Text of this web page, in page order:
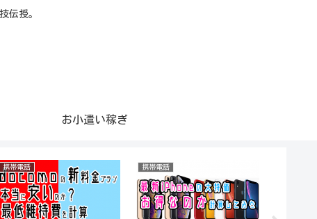
伝授。
お小遣い稼ぎ
携帯電話 携帯電話